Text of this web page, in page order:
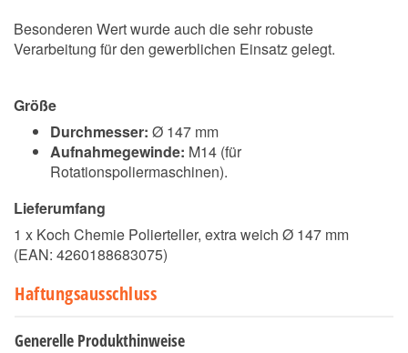
Besonderen Wert wurde auch die sehr robuste
Verarbeitung für den gewerblichen Einsatz gelegt.
Größe
Durchmesser: Ø 147 mm
Aufnahmegewinde: M14 (für
Rotationspoliermaschinen).
Lieferumfang
1 x Koch Chemie Polierteller, extra weich Ø 147 mm
(EAN: 4260188683075)
Haftungsausschluss
Generelle Produkthinweise